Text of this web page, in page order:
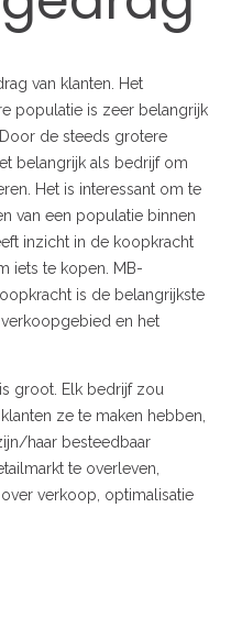
van klanten. Het
populatie is zeer belangrijk
de steeds grotere
belangrijk als bedrijf om
Het is interessant om te
van een populatie binnen
inzicht in de koopkracht
iets te kopen. MB-
is de belangrijkste
en het
groot. Elk bedrijf zou
ze te maken hebben,
haar besteedbaar
te overleven,
verkoop, optimalisatie